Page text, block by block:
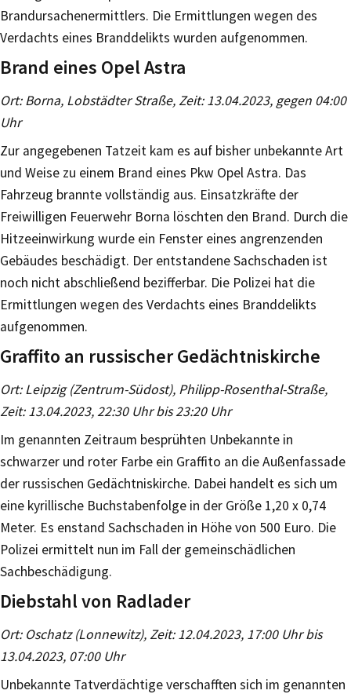
Brandursachenermittlers. Die Ermittlungen wegen des
Verdachts eines Branddelikts wurden aufgenommen.
Brand eines Opel Astra
Ort: Borna, Lobstädter Straße, Zeit: 13.04.2023, gegen 04:00
Uhr
Zur angegebenen Tatzeit kam es auf bisher unbekannte Art
und Weise zu einem Brand eines Pkw Opel Astra. Das
Fahrzeug brannte vollständig aus. Einsatzkräfte der
Freiwilligen Feuerwehr Borna löschten den Brand. Durch die
Hitzeeinwirkung wurde ein Fenster eines angrenzenden
Gebäudes beschädigt. Der entstandene Sachschaden ist
noch nicht abschließend bezifferbar. Die Polizei hat die
Ermittlungen wegen des Verdachts eines Branddelikts
aufgenommen.
Graffito an russischer Gedächtniskirche
Ort: Leipzig (Zentrum-Südost), Philipp-Rosenthal-Straße,
Zeit: 13.04.2023, 22:30 Uhr bis 23:20 Uhr
Im genannten Zeitraum besprühten Unbekannte in
schwarzer und roter Farbe ein Graffito an die Außenfassade
der russischen Gedächtniskirche. Dabei handelt es sich um
eine kyrillische Buchstabenfolge in der Größe 1,20 x 0,74
Meter. Es enstand Sachschaden in Höhe von 500 Euro. Die
Polizei ermittelt nun im Fall der gemeinschädlichen
Sachbeschädigung.
Diebstahl von Radlader
Ort: Oschatz (Lonnewitz), Zeit: 12.04.2023, 17:00 Uhr bis
13.04.2023, 07:00 Uhr
Unbekannte Tatverdächtige verschafften sich im genannten